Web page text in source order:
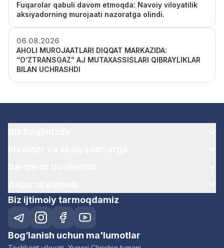
Fuqarolar qabuli davom etmoqda: Navoiy viloyatilik
aksiyadorning murojaati nazoratga olindi.
06.08.2026
AHOLI MUROJAATLARI DIQQAT MARKAZIDA:
“O‘ZTRANSGAZ” AJ MUTAXASSISLARI QIBRAYLIKLAR
BILAN UCHRASHDI
Biz ijtimoiy tarmoqdamiz
Bog‘lanish uchun ma'lumotlar